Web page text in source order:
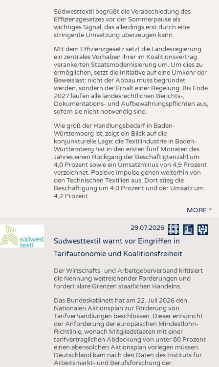
Südwesttextil begrüßt die Verabschiedung des
Effizienzgesetzes vor der Sommerpause als
wichtiges Signal, das allerdings erst durch eine
stringente Umsetzung überzeugen kann.
Mit dem Effizienzgesetz setzt die Landesregierung
ein zentrales Vorhaben ihrer im Koalitionsvertrag
verankerten Staatsmodernisierung um. Um dies zu
ermöglichen, setzt die Initiative auf eine Umkehr der
Beweislast: nicht der Abbau muss begründet
werden, sondern der Erhalt einer Regelung. Bis Ende
2027 laufen alle landesrechtlichen Berichts-,
Dokumentations- und Aufbewahrungspflichten aus,
sofern sie nicht notwendig sind.
Wie groß der Handlungsbedarf in Baden-
Württemberg ist, zeigt ein Blick auf die
konjunkturelle Lage: die Textilindustrie in Baden-
Württemberg hat in den ersten fünf Monaten des
Jahres einen Rückgang der Beschäftigtenzahl um
4,0 Prozent sowie ein Umsatzminus von 4,9 Prozent
verzeichnet. Positive Impulse gehen weiterhin von
den Technischen Textilien aus. Dort stieg die
Beschäftigung um 4,0 Prozent und der Umsatz um
4,2 Prozent.
MORE
29.07.2026
Südwesttextil warnt vor Eingriffen in
Tarifautonomie und Koalitionsfreiheit
Der Wirtschafts- und Arbeitgeberverband kritisiert
die Nennung weitreichender Forderungen und
fordert klare Grenzen staatlichen Handelns.
Das Bundeskabinett hat am 22. Juli 2026 den
Nationalen Aktionsplan zur Förderung von
Tarifverhandlungen beschlossen. Dieser entspricht
der Anforderung der europäischen Mindestlohn-
Richtlinie, wonach Mitgliedstaaten mit einer
tarifvertraglichen Abdeckung von unter 80 Prozent
einen ebensolchen Aktionsplan vorlegen müssen.
Deutschland kam nach den Daten des Instituts für
Arbeitsmarkt- und Berufsforschung der